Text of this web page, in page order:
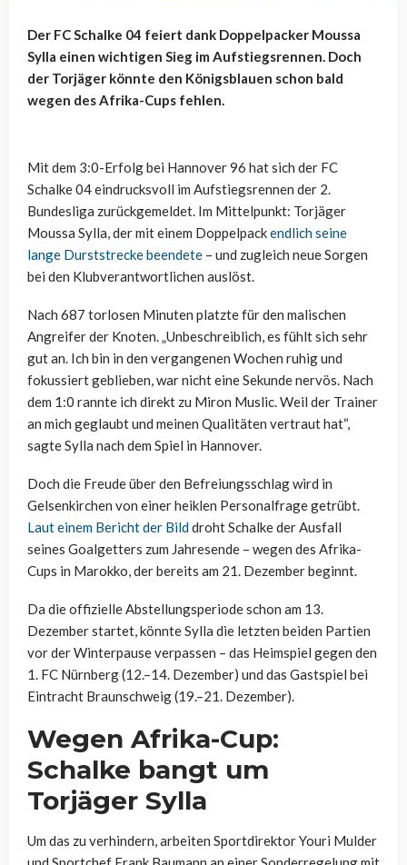
Der FC Schalke 04 feiert dank Doppelpacker Moussa
Sylla einen wichtigen Sieg im Aufstiegsrennen. Doch
der Torjäger könnte den Königsblauen schon bald
wegen des Afrika-Cups fehlen.
Mit dem 3:0-Erfolg bei Hannover 96 hat sich der FC
Schalke 04 eindrucksvoll im Aufstiegsrennen der 2.
Bundesliga zurückgemeldet. Im Mittelpunkt: Torjäger
Moussa Sylla, der mit einem Doppelpackendlich seine
lange Durststrecke beendete – und zugleich neue Sorgen
bei den Klubverantwortlichen auslöst.
Nach 687 torlosen Minuten platzte für den malischen
Angreifer der Knoten. „Unbeschreiblich, es fühlt sich sehr
gut an. Ich bin in den vergangenen Wochen ruhig und
fokussiert geblieben, war nicht eine Sekunde nervös. Nach
dem 1:0 rannte ich direkt zu Miron Muslic. Weil der Trainer
an mich geglaubt und meinen Qualitäten vertraut hat“,
sagte Sylla nach dem Spiel in Hannover.
Doch die Freude über den Befreiungsschlag wird in
Gelsenkirchen von einer heiklen Personalfrage getrübt.
Laut einem Bericht der Bilddroht Schalke der Ausfall
seines Goalgetters zum Jahresende – wegen des Afrika-
Cups in Marokko, der bereits am 21. Dezember beginnt.
Da die offizielle Abstellungsperiode schon am 13.
Dezember startet, könnte Sylla die letzten beiden Partien
vor der Winterpause verpassen – das Heimspiel gegen den
1. FC Nürnberg (12.–14. Dezember) und das Gastspiel bei
Eintracht Braunschweig (19.–21. Dezember).
Wegen Afrika-Cup:
Schalke bangt um
Torjäger Sylla
Um das zu verhindern, arbeiten Sportdirektor Youri Mulder